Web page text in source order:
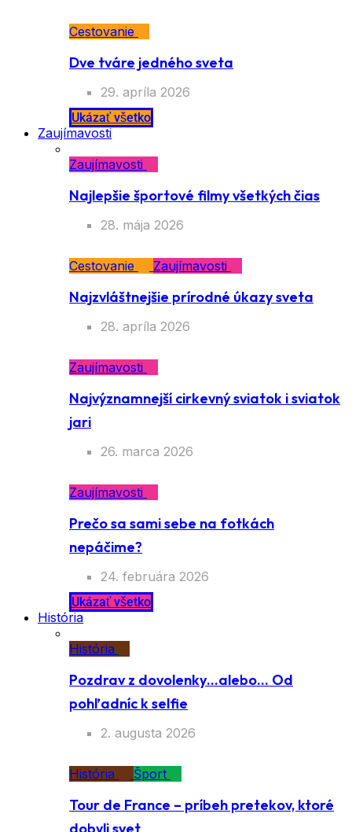
Cestovanie
Dve tváre jedného sveta
29. apríla 2026
Ukázať všetko
Zaujímavosti
Zaujímavosti
Najlepšie športové filmy všetkých čias
28. mája 2026
Cestovanie Zaujímavosti
Najzvláštnejšie prírodné úkazy sveta
28. apríla 2026
Zaujímavosti
Najvýznamnejší cirkevný sviatok i sviatok
jari
26. marca 2026
Zaujímavosti
Prečo sa sami sebe na fotkách
nepáčime?
24. februára 2026
Ukázať všetko
História
História
Pozdrav z dovolenky…alebo… Od
pohľadníc k selfie
2. augusta 2026
História Šport
Tour de France – príbeh pretekov, ktoré